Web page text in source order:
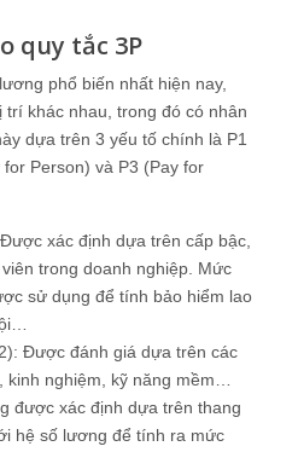
quy tắc 3P
phổ biến nhất hiện nay,
khác nhau, trong đó có nhân
dựa trên 3 yếu tố chính là P1
Person) và P3 (Pay for
xác định dựa trên cấp bậc,
trong doanh nghiệp. Mức
sử dụng để tính bảo hiểm lao
Được đánh giá dựa trên các
nghiệm, kỹ năng mềm…
được xác định dựa trên thang
hệ số lương để tính ra mức